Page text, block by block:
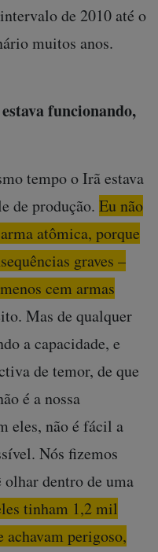
de 2010 até o
muitos anos.
funcionando,
tempo o Irã estava
de produção. Eu não
atômica, porque
graves –
cem armas
Mas de qualquer
a capacidade, e
de temor, de que
é a nossa
eles, não é fácil a
Nós fizemos
olhar dentro de uma
tinham 1,2 mil
perigoso,